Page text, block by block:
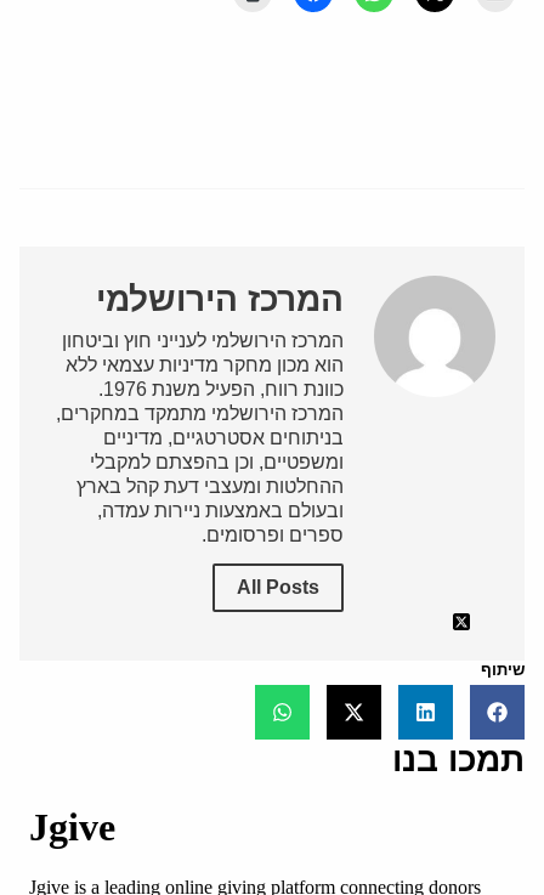
המרכז הירושלמי
המרכז הירושלמי לענייני חוץ וביטחון
הוא מכון מחקר מדיניות עצמאי ללא
כוונת רווח, הפעיל משנת 1976.
המרכז הירושלמי מתמקד במחקרים,
בניתוחים אסטרטגיים, מדיניים
ומשפטיים, וכן בהפצתם למקבלי
ההחלטות ומעצבי דעת קהל בארץ
ובעולם באמצעות ניירות עמדה,
ספרים ופרסומים.
All Posts
שיתוף
תמכו בנו